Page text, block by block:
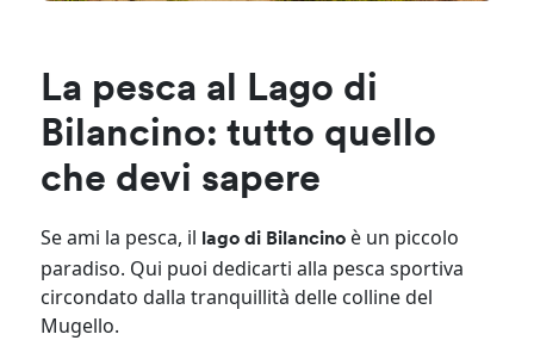
La pesca al Lago di
Bilancino: tutto quello
che devi sapere
Se ami la pesca, il lago di Bilancino è un piccolo
paradiso. Qui puoi dedicarti alla pesca sportiva
circondato dalla tranquillità delle colline del
Mugello.